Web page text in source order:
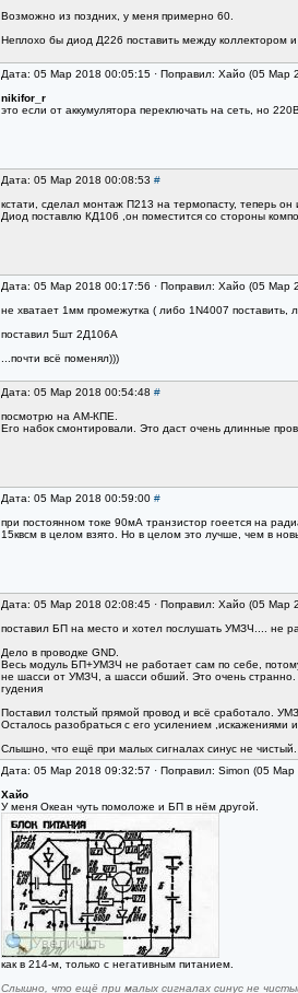
Возможно из поздних, у меня примерно 60.
Неплохо бы диод Д226 поставить между коллектором
Дата: 05 Мар 2018 00:05:15 · Поправил: Хайо (05 Мар
nikifor_r
это если от аккумулятора переключать на сеть, но
Дата: 05 Мар 2018 00:08:53 #
кстати, сделал монтаж П213 на термопасту, теперь
Диод поставлю КД106 ,он поместится со стороны
Дата: 05 Мар 2018 00:17:56 · Поправил: Хайо (05 Мар
не хватает 1мм промежутка ( либо 1N4007
поставил 5шт 2Д106А
...почти всё поменял)))
Дата: 05 Мар 2018 00:54:48 #
посмотрю на АМ-КПЕ.
Его набок смонтировали. Это даст очень длинные
Дата: 05 Мар 2018 00:59:00 #
при постоянном токе 90мА транзистор гоеется на
15квсм в целом взято. Но в целом это лучше, чем в
Дата: 05 Мар 2018 02:08:45 · Поправил: Хайо (05 Мар
поставил БП на место и хотел послушать УМЗЧ.... не
Дело в проводке GND.
Весь модуль БП+УМЗЧ не работает сам по себе,
не шасси от УМЗЧ, а шасси обший. Это очень
гудения
Поставил толстый прямой провод и всё сработало.
Осталось разобраться с его усилением ,искажениями
Слышно, что ещё при малых сигналах синус не
Дата: 05 Мар 2018 09:32:57 · Поправил: Simon (05
Хайо
У меня Океан чуть помоложе и БП в нём другой.
как в 214-м, только с негативным питанием.
Слышно, что ещё при малых сигналах синус не